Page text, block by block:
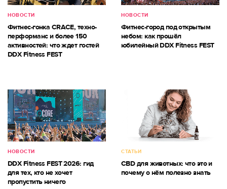
НОВОСТИ
Фитнес-гонка CRACE, техно-
перформанс и более 150
активностей: что ждет гостей
DDX Fitness FEST
НОВОСТИ
Фитнес-город под открытым
небом: как прошёл
юбилейный DDX Fitness FEST
НОВОСТИ
DDX Fitness FEST 2026: гид
для тех, кто не хочет
пропустить ничего
СТАТЬИ
CBD для животных: что это и
почему о нём полезно знать